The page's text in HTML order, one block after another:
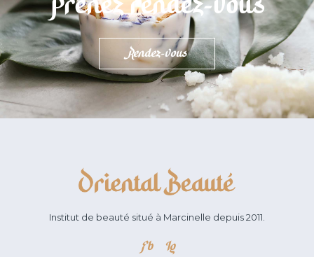
Rendez-vous
Institut de beauté situé à Marcinelle depuis 2011.
Fb Ig